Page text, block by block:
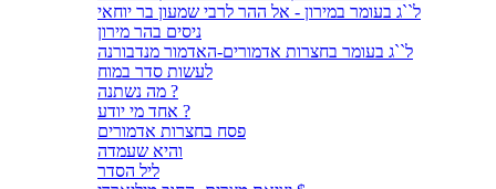
ל``ג בעומר במירון - אל ההר לרבי שמעון בר יוחאי
ניסים בהר מירון
ל``ג בעומר בחצרות אדמורים-האדמור מנדבורנה
לעשות סדר במוח
מה נשתנה ?
אחד מי יודע ?
פסח בחצרות אדמורים
והיא שעמדה
ליל הסדר